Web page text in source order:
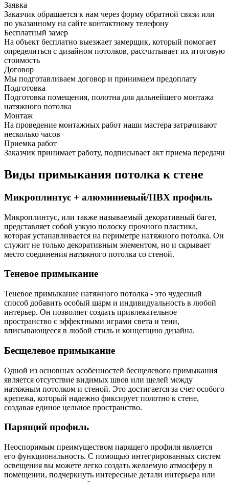
Заявка
Заказчик обращается к нам через форму обратной связи или
по указанному на сайте контактному телефону
Бесплатный замер
На объект бесплатно выезжает замерщик, который помогает
определиться с дизайном потолков, рассчитывает их итоговую
стоимость
Договор
Мы подготавливаем договор и принимаем предоплату
Подготовка
Подготовка помещения, полотна для дальнейшего монтажа
натяжного потолка
Монтаж
На проведение монтажных работ наши мастера затрачивают
несколько часов
Приемка работ
Заказчик принимает работу, подписывает акт приема передачи
Виды примыкания потолка к стене
Микроплинтус + алюминиевый/ПВХ профиль
Микроплинтус, или также называемый декоративный багет,
представляет собой узкую полоску прочного пластика,
которая устанавливается на периметре натяжного потолка. Он
служит не только декоративным элементом, но и скрывает
место соединения натяжного потолка со стеной.
Теневое примыкание
Теневое примыкание натяжного потолка - это чудесный
способ добавить особый шарм и индивидуальность в любой
интерьер. Он позволяет создать привлекательное
пространство с эффектными играми света и тени,
вписывающееся в любой стиль и концепцию дизайна.
Бесщелевое примыкание
Одной из основных особенностей бесщелевого примыкания
является отсутствие видимых швов или щелей между
натяжным потолком и стеной. Это достигается за счет особого
крепежа, который надежно фиксирует полотно к стене,
создавая единое цельное пространство.
Парящий профиль
Неоспоримым преимуществом парящего профиля является
его функциональность. С помощью интегрированных систем
освещения вы можете легко создать желаемую атмосферу в
помещении, подчеркнуть интересные детали интерьера или